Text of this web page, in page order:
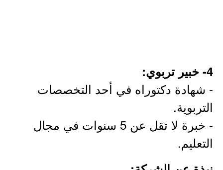
4- خبير تربوي:
- شهادة دكتوراه في أحد التخصصات
التربوية.
- خبرة لا تقل عن 5 سنوات في مجال
التعليم.